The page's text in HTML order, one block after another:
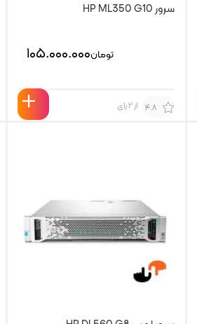
سرور HP ML350 G10
تومان۱۰۵.۰۰۰.۰۰۰
4.8 از 2 رای